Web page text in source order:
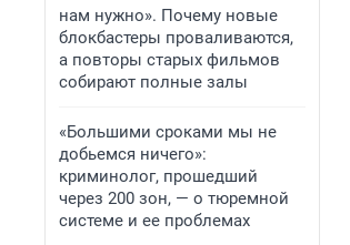
нам нужно». Почему новые
блокбастеры проваливаются,
а повторы старых фильмов
собирают полные залы
«Большими сроками мы не
добьемся ничего»:
криминолог, прошедший
через 200 зон, — о тюремной
системе и ее проблемах